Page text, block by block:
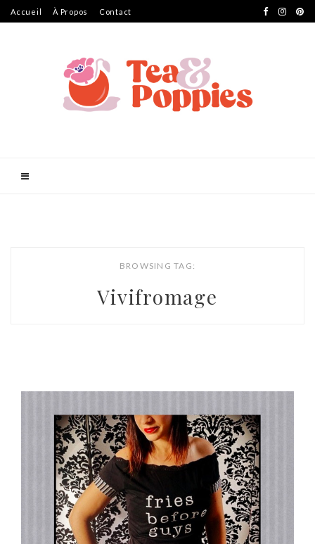
Accueil À Propos Contact
BROWSING TAG:
Vivifromage